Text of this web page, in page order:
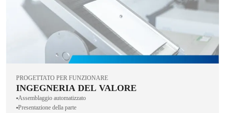
PROGETTATO PER FUNZIONARE
INGEGNERIA DEL VALORE
▪️Assemblaggio automatizzato
▪️Presentazione della parte